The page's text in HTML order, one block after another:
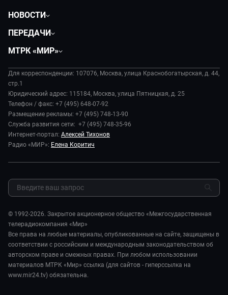
НОВОСТИ
Экономика
Происшествия
В содружестве
В мире
Наука и технологии
Здоровье и медицина
Спорт
Шоу-бизнес
Стиль жизни
Сад и огород
ПЕРЕДАЧИ
Дела судебные
Диктор делает
Игра в кино
Игра в кино. Мультфильмы
Исторический детектив
Миллион за 5 минут
Мировое соглашение
Предварительный диагноз
Пять причин поехать в...
МТРК «МИР»
История
Руководство
Новости компании
Пресса о нас
Карьера
Реклама
Закупки и тендеры
Обратная связь
Для корреспонденции: 107076, Москва, улица Краснобогатырская, д. 44,
стр.1
Юридический адрес: 115184, Москва, улица Пятницкая, д. 25
Телефон / факс: +7 (495) 648-07-92
Размещение рекламы: +7 (495) 748-13-90
Служба развития сети: +7 (495) 748-35-96
Интернет-портал: Алексей Тихонов
Радио «МИР»: Елена Коритич
© 1992-2026. Закрытое акционерное общество «Межгосударственная
телерадиокомпания «Мир»
Все права на любые материалы, опубликованные на сайте, защищены в
соответствии с российским и международным законодательством об
авторском праве и смежных правах. При любом использовании
материалов МТРК «Мир» ссылка (для сайтов - гиперссылка на
www.mir24.tv) обязательна.